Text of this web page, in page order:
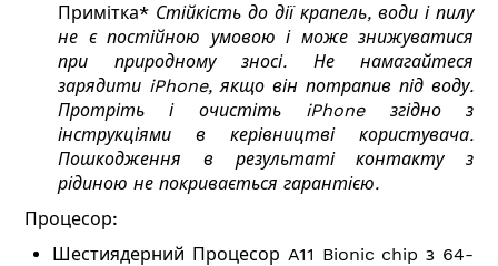
Примітка* Стійкість до дії крапель, води і пилу
не є постійною умовою і може знижуватися
при природному зносі. Не намагайтеся
зарядити iPhone, якщо він потрапив під воду.
Протріть і очистіть iPhone згідно з
інструкціями в керівництві користувача.
Пошкодження в результаті контакту з
рідиною не покривається гарантією.
Процесор:
Шестиядерний Процесор A11 Bionic chip з 64-